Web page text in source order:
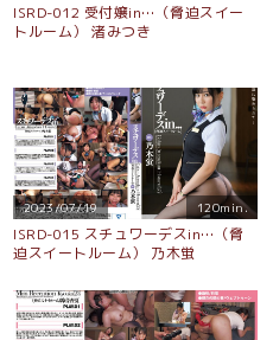
ISRD-012 受付嬢in…（脅迫スイー
トルーム） 渚みつき
2023/07/19 120min.
ISRD-015 スチュワーデスin…（脅
迫スイートルーム） 乃木蛍